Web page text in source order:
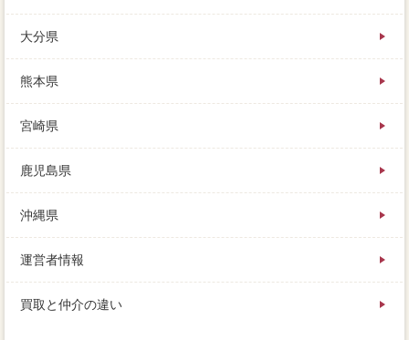
大分県
熊本県
宮崎県
鹿児島県
沖縄県
運営者情報
買取と仲介の違い